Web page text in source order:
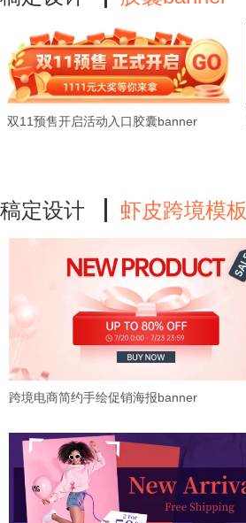
双11预售开启活动入口胶囊banner
稿定设计 虾皮跨境模板
跨境电商简约手绘促销海报banner